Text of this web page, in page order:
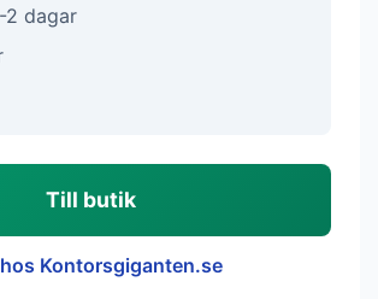
2 dagar
Till butik
Kontorsgiganten.se